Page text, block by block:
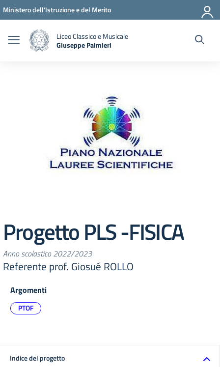
Vai ai contenuti
Vai al menu di navigazione
Vai al footer
Ministero dell'Istruzione e del Merito
Liceo Classico e Musicale
Giuseppe Palmieri
Progetto PLS -FISICA
Anno scolastico 2022/2023
Referente prof. Giosué ROLLO
Argomenti
PTOF
Indice del progetto